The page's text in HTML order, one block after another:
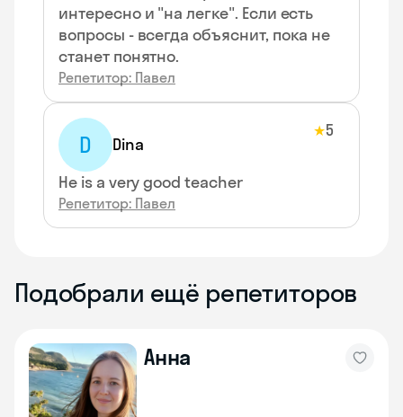
интересно и "на легке". Если есть
вопросы - всегда объяснит, пока не
станет понятно.
Репетитор: Павел
D Dina
★5
He is a very good teacher
Репетитор: Павел
Подобрали ещё репетиторов
Анна